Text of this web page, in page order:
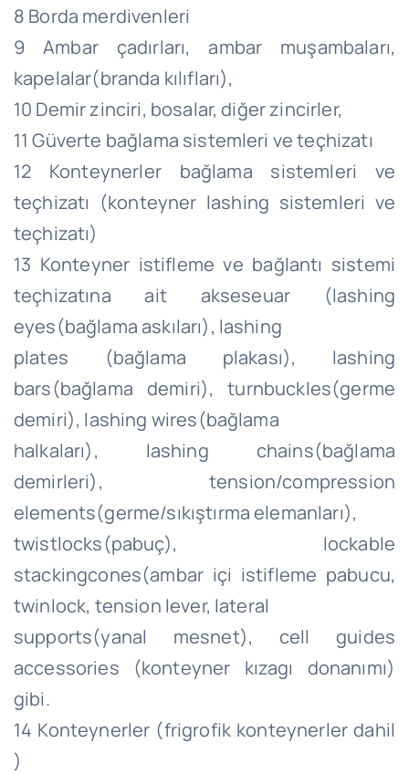
8 Borda merdivenleri
9 Ambar çadırları, ambar muşambaları,
kapelalar(branda kılıfları),
10 Demir zinciri, bosalar, diğer zincirler,
11 Güverte bağlama sistemleri ve teçhizatı
12 Konteynerler bağlama sistemleri ve
teçhizatı (konteyner lashing sistemleri ve
teçhizatı)
13 Konteyner istifleme ve bağlantı sistemi
teçhizatına ait akseseuar (lashing
eyes(bağlama askıları), lashing
plates (bağlama plakası), lashing
bars(bağlama demiri), turnbuckles(germe
demiri), lashing wires(bağlama
halkaları), lashing chains(bağlama
demirleri), tension/compression
elements(germe/sıkıştırma elemanları),
twistlocks(pabuç), lockable
stackingcones(ambar içi istifleme pabucu,
twinlock, tension lever, lateral
supports(yanal mesnet), cell guides
accessories (konteyner kızagı donanımı)
gibi.
14 Konteynerler (frigrofik konteynerler dahil
)